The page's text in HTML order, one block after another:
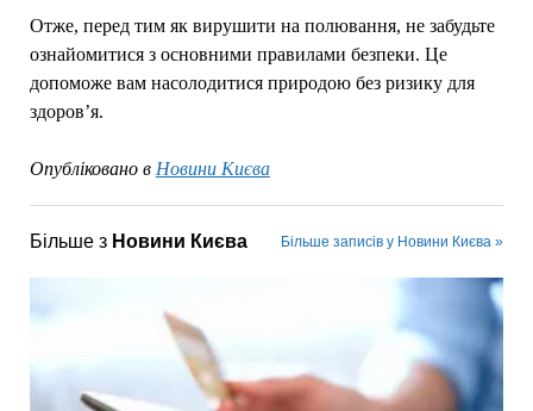
Отже, перед тим як вирушити на полювання, не забудьте
ознайомитися з основними правилами безпеки. Це
допоможе вам насолодитися природою без ризику для
здоров’я.
Опубліковано в Новини Києва
Більше з Новини Києва Більше записів у Новини Києва »